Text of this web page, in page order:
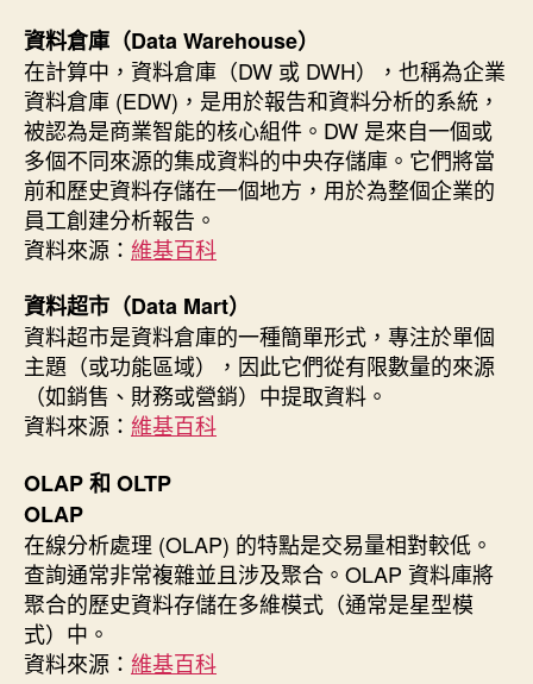
資料倉庫（Data Warehouse）
在計算中，資料倉庫（DW 或 DWH），也稱為企業
資料倉庫 (EDW)，是用於報告和資料分析的系統，
被認為是商業智能的核心組件。DW 是來自一個或
多個不同來源的集成資料的中央存儲庫。它們將當
前和歷史資料存儲在一個地方，用於為整個企業的
員工創建分析報告。
資料來源： 維基百科
資料超市（Data Mart）
資料超市是資料倉庫的一種簡單形式，專注於單個
主題（或功能區域），因此它們從有限數量的來源
（如銷售、財務或營銷）中提取資料。
資料來源： 維基百科
OLAP 和 OLTP
OLAP
在線分析處理 (OLAP) 的特點是交易量相對較低。
查詢通常非常複雜並且涉及聚合。OLAP 資料庫將
聚合的歷史資料存儲在多維模式（通常是星型模
式）中。
資料來源： 維基百科